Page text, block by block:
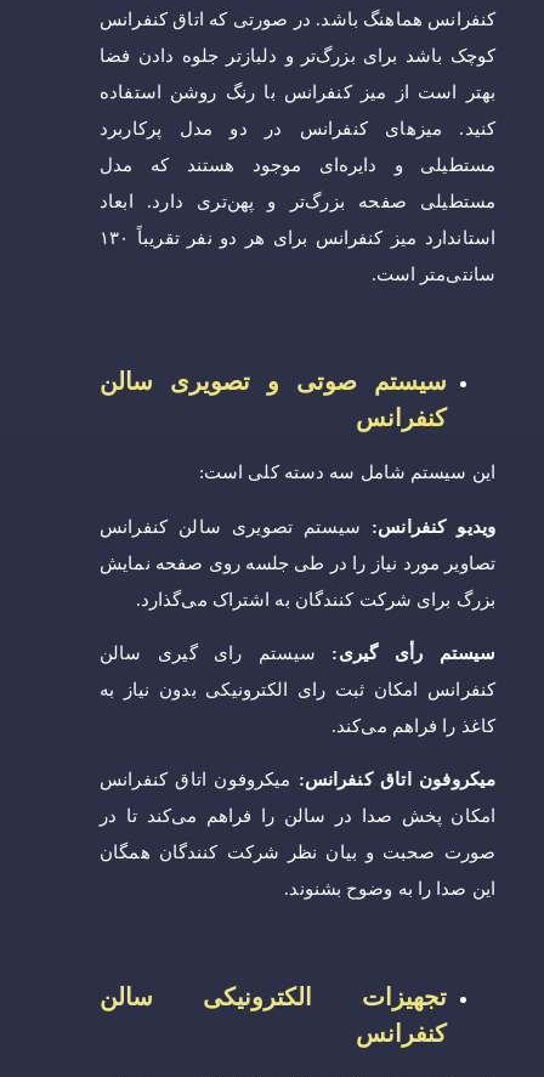
کنفرانس هماهنگ باشد. در صورتی که اتاق کنفرانس
کوچک باشد برای بزرگ‌تر و دلبازتر جلوه دادن فضا
بهتر است از میز کنفرانس با رنگ روشن استفاده
کنید. میزهای کنفرانس در دو مدل پرکاربرد
مستطیلی و دایره‌ای موجود هستند که مدل
مستطیلی صفحه بزرگ‌تر و پهن‌تری دارد. ابعاد
استاندارد میز کنفرانس برای هر دو نفر تقریباً ۱۳۰
سانتی‌متر است.
سیستم صوتی و تصویری سالن
کنفرانس
این سیستم شامل سه دسته کلی است:
ویدیو کنفرانس: سیستم تصویری سالن کنفرانس
تصاویر مورد نیاز را در طی جلسه روی صفحه نمایش
بزرگ برای شرکت کنندگان به اشتراک می‌گذارد.
سیستم رأی گیری: سیستم رای گیری سالن
کنفرانس امکان ثبت رای الکترونیکی بدون نیاز به
کاغذ را فراهم می‌کند.
میکروفون اتاق کنفرانس: میکروفون اتاق کنفرانس
امکان پخش صدا در سالن را فراهم می‌کند تا در
صورت صحبت و بیان نظر شرکت کنندگان همگان
این صدا را به وضوح بشنوند.
تجهیزات الکترونیکی سالن
کنفرانس